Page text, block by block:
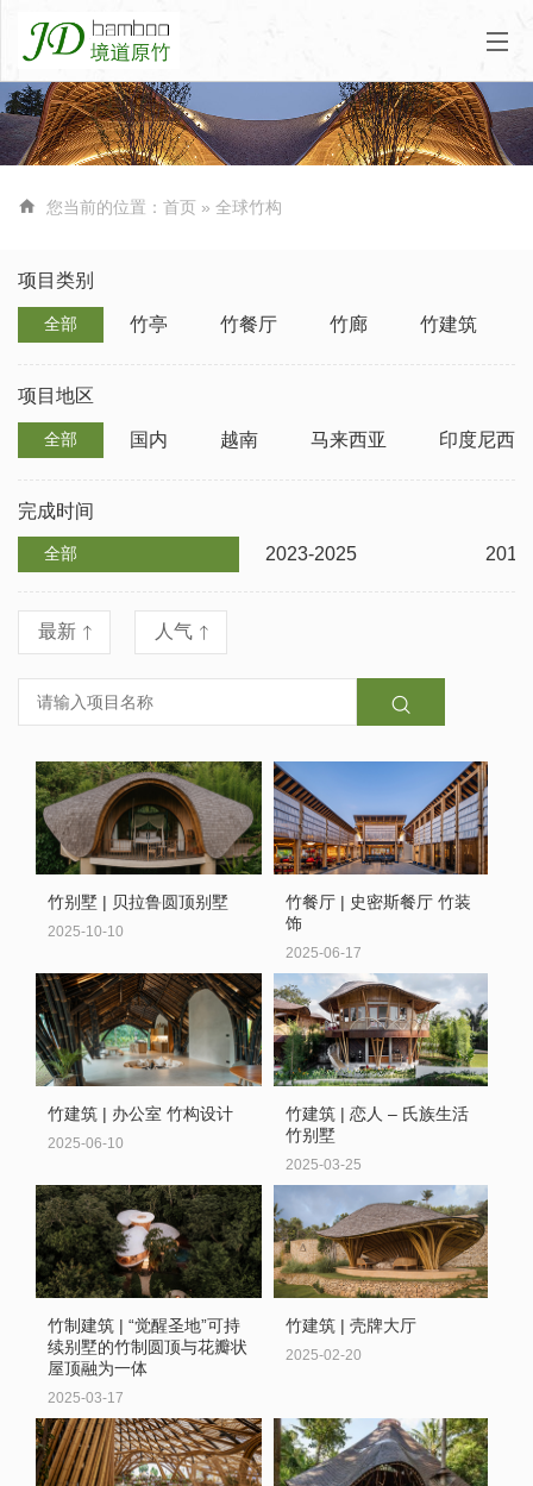
 您当前的位置： 首页 » 全球竹构
项目类别
全部 竹亭 竹餐厅 竹廊 竹建筑
项目地区
全部 国内 越南 马来西亚 印度尼西亚
完成时间
全部 2023-2025
最新  人气 

竹别墅 | 贝拉鲁圆顶别墅
2025-10-10
竹餐厅 | 史密斯餐厅 竹装
饰
2025-06-17
竹建筑 | 办公室 竹构设计
2025-06-10
竹建筑 | 恋人 – 氏族生活
竹别墅
2025-03-25
竹制建筑 | “觉醒圣地”可持
续别墅的竹制圆顶与花瓣状
屋顶融为一体
2025-03-17
竹建筑 | 壳牌大厅
2025-02-20